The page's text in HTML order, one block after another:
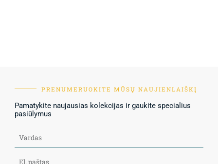
PRENUMERUOKITE MŪSŲ NAUJIENLAIŠKĮ
Pamatykite naujausias kolekcijas ir gaukite specialius
pasiūlymus